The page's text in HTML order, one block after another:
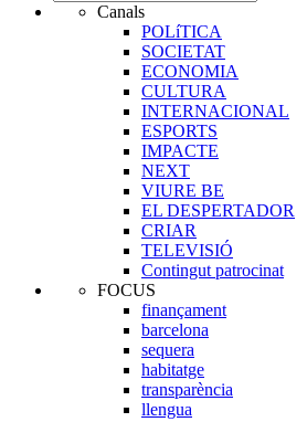
Canals
POLíTICA
SOCIETAT
ECONOMIA
CULTURA
INTERNACIONAL
ESPORTS
IMPACTE
NEXT
VIURE BE
EL DESPERTADOR
CRIAR
TELEVISIÓ
Contingut patrocinat
FOCUS
finançament
barcelona
sequera
habitatge
transparència
llengua